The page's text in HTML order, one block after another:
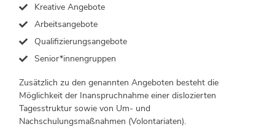
Kreative Angebote
Arbeitsangebote
Qualifizierungsangebote
Senior*innengruppen
Zusätzlich zu den genannten Angeboten besteht die
Möglichkeit der Inanspruchnahme einer dislozierten
Tagesstruktur sowie von Um- und
Nachschulungsmaßnahmen (Volontariaten).